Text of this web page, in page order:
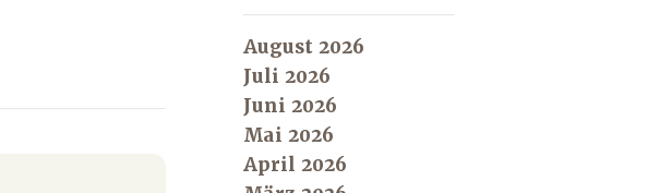
August 2026
Juli 2026
Juni 2026
Mai 2026
April 2026